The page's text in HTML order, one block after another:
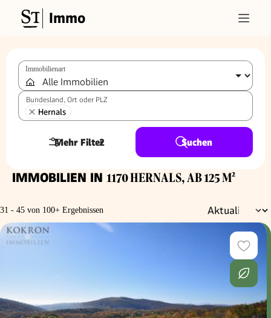
Immo
Immobilienart
Bundesland, Ort oder PLZ
Hernals
Mehr Filter
2 Suchen
IMMOBILIEN IN 1170 HERNALS, AB 125 M²
31 - 45 von 100+ Ergebnissen